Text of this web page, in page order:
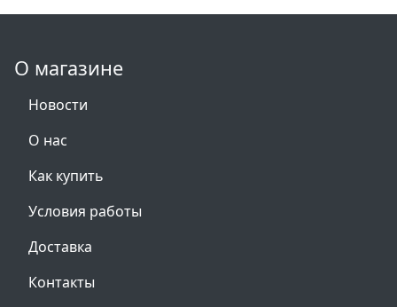
О магазине
Новости
О нас
Как купить
Условия работы
Доставка
Контакты